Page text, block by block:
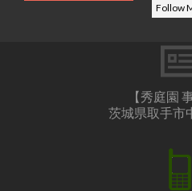
Follow
【秀庭園
茨城県取手市